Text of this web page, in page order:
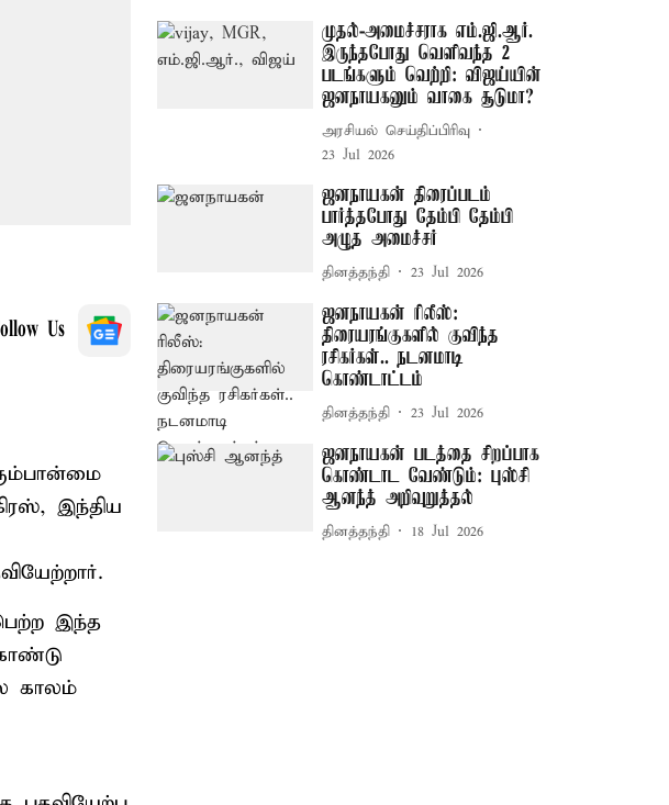
Us
இந்திய
இந்த
காலம்
முதல்-அமைச்சராக எம்.ஜி.ஆர்.
இருந்தபோது வெளிவந்த 2
படங்களும் வெற்றி: விஜய்யின்
ஜனநாயகனும் வாகை சூடுமா?
அரசியல் செய்திப்பிரிவு
23 Jul 2026
ஜனநாயகன் திரைப்படம்
பார்த்தபோது தேம்பி தேம்பி
அழுத அமைச்சர்
தினத்தந்தி 23 Jul 2026
ஜனநாயகன் ரிலீஸ்:
திரையரங்குகளில் குவிந்த
ரசிகர்கள்.. நடனமாடி
கொண்டாட்டம்
தினத்தந்தி 23 Jul 2026
ஜனநாயகன் படத்தை சிறப்பாக
கொண்டாட வேண்டும்: புஸ்சி
ஆனந்த் அறிவுறுத்தல்
தினத்தந்தி 18 Jul 2026